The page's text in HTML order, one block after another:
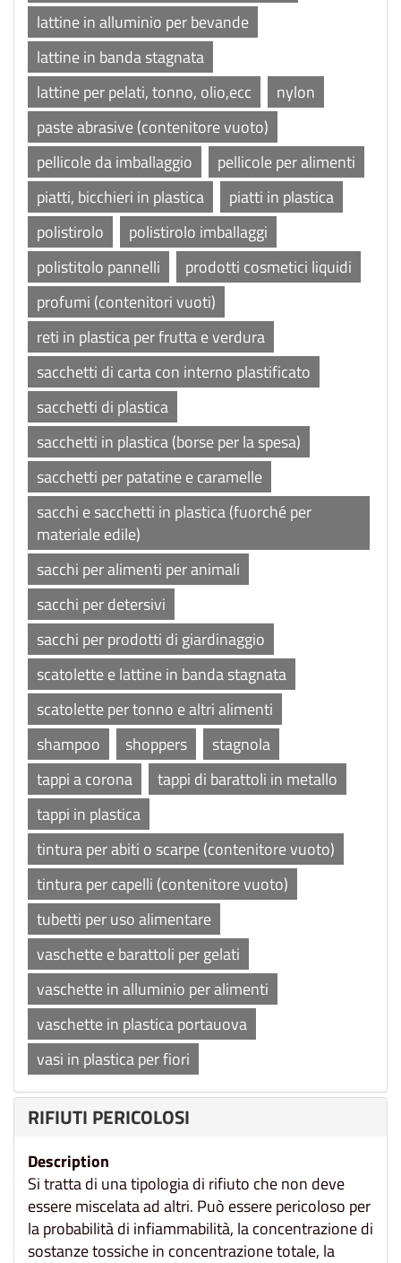
lattine in alluminio per bevande
lattine in banda stagnata
lattine per pelati, tonno, olio,ecc
nylon
paste abrasive (contenitore vuoto)
pellicole da imballaggio
pellicole per alimenti
piatti, bicchieri in plastica
piatti in plastica
polistirolo
polistirolo imballaggi
polistitolo pannelli
prodotti cosmetici liquidi
profumi (contenitori vuoti)
reti in plastica per frutta e verdura
sacchetti di carta con interno plastificato
sacchetti di plastica
sacchetti in plastica (borse per la spesa)
sacchetti per patatine e caramelle
sacchi e sacchetti in plastica (fuorché per
materiale edile)
sacchi per alimenti per animali
sacchi per detersivi
sacchi per prodotti di giardinaggio
scatolette e lattine in banda stagnata
scatolette per tonno e altri alimenti
shampoo
shoppers
stagnola
tappi a corona
tappi di barattoli in metallo
tappi in plastica
tintura per abiti o scarpe (contenitore vuoto)
tintura per capelli (contenitore vuoto)
tubetti per uso alimentare
vaschette e barattoli per gelati
vaschette in alluminio per alimenti
vaschette in plastica portauova
vasi in plastica per fiori
RIFIUTI PERICOLOSI
Description
Si tratta di una tipologia di rifiuto che non deve
essere miscelata ad altri. Può essere pericoloso per
la probabilità di infiammabilità, la concentrazione di
sostanze tossiche in concentrazione totale, la